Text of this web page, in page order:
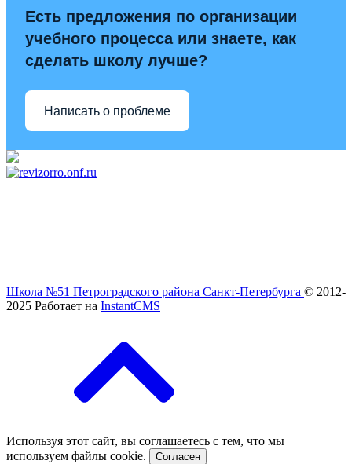
Есть предложения по организации
учебного процесса или знаете, как
сделать школу лучше?
Написать о проблеме
Школа №51 Петроградского района Санкт-Петербурга © 2012-
2025 Работает на InstantCMS
Используя этот сайт, вы соглашаетесь с тем, что мы
используем файлы cookie.
Согласен